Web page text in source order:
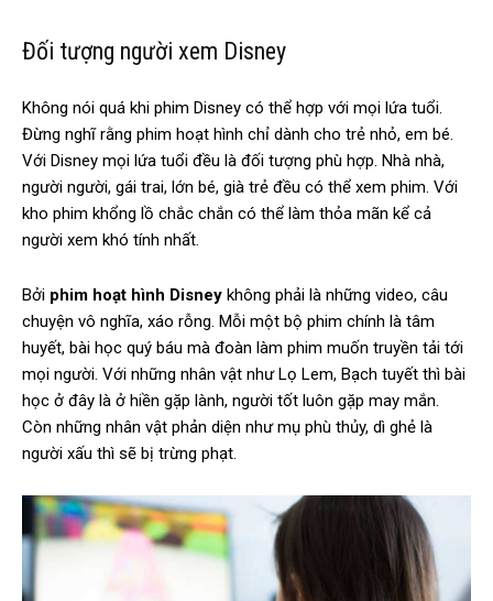
Đối tượng người xem Disney
Không nói quá khi phim Disney có thể hợp với mọi lứa tuổi.
Đừng nghĩ rằng phim hoạt hình chỉ dành cho trẻ nhỏ, em bé.
Với Disney mọi lứa tuổi đều là đối tượng phù hợp. Nhà nhà,
người người, gái trai, lớn bé, già trẻ đều có thể xem phim. Với
kho phim khổng lồ chắc chắn có thể làm thỏa mãn kể cả
người xem khó tính nhất.
Bởi phim hoạt hình Disney không phải là những video, câu
chuyện vô nghĩa, xáo rỗng. Mỗi một bộ phim chính là tâm
huyết, bài học quý báu mà đoàn làm phim muốn truyền tải tới
mọi người. Với những nhân vật như Lọ Lem, Bạch tuyết thì bài
học ở đây là ở hiền gặp lành, người tốt luôn gặp may mắn.
Còn những nhân vật phản diện như mụ phù thủy, dì ghẻ là
người xấu thì sẽ bị trừng phạt.